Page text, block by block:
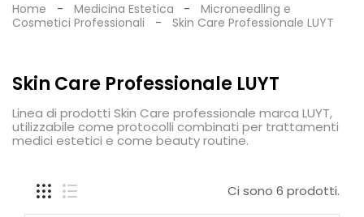
Home Medicina Estetica
Microneedling e
Cosmetici Professionali
Skin Care Professionale LUYT
Skin Care Professionale LUYT
Linea di prodotti Skin Care professionale marca LUYT,
utilizzabile come protocolli combinati per trattamenti
medici estetici e come beauty routine.
Ci sono 6 prodotti.